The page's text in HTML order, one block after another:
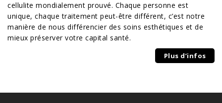
cellulite mondialement prouvé. Chaque personne est
unique, chaque traitement peut-être différent, c’est notre
manière de nous différencier des soins esthétiques et de
mieux préserver votre capital santé.
Plus d’infos